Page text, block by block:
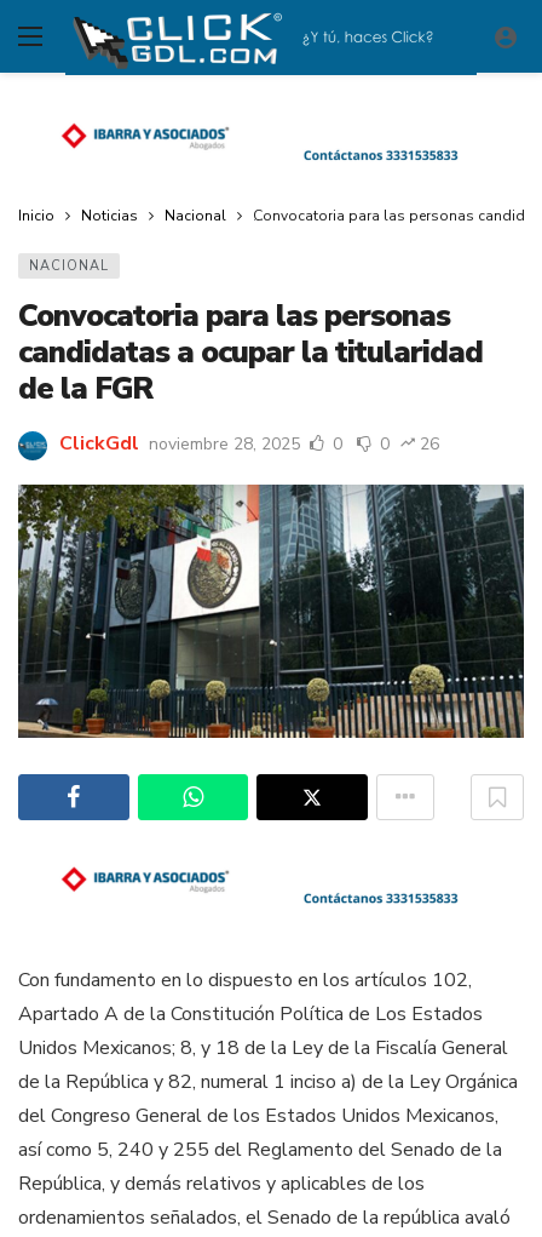
Inicio Noticias Nacional Convocatoria para las personas
NACIONAL
Convocatoria para las personas
candidatas a ocupar la titularidad
de la FGR
ClickGdl noviembre 28, 2025 0 0 26
Con fundamento en lo dispuesto en los artículos 102,
Apartado A de la Constitución Política de Los Estados
Unidos Mexicanos; 8, y 18 de la Ley de la Fiscalía General
de la República y 82, numeral 1 inciso a) de la Ley Orgánica
del Congreso General de los Estados Unidos Mexicanos,
así como 5, 240 y 255 del Reglamento del Senado de la
República, y demás relativos y aplicables de los
ordenamientos señalados, el Senado de la república avaló